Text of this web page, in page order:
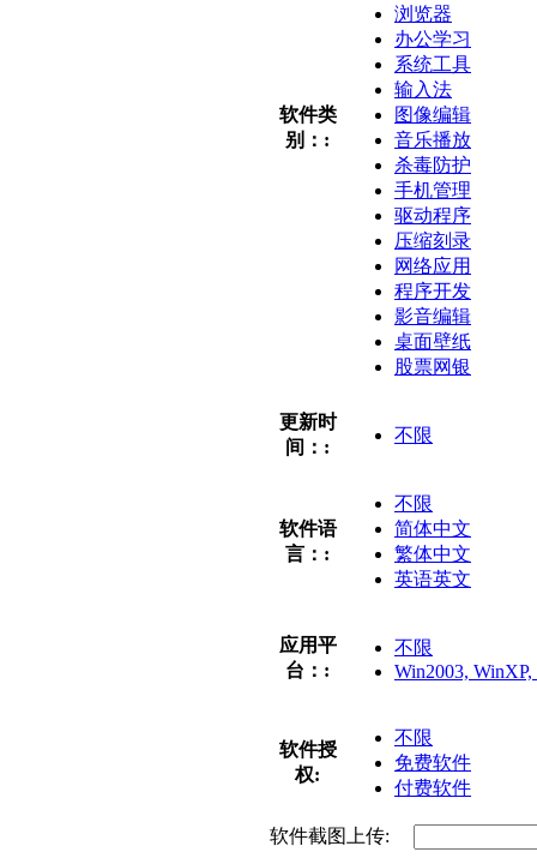
软件类
别：:
浏览器
办公学习
系统工具
输入法
图像编辑
音乐播放
杀毒防护
手机管理
驱动程序
压缩刻录
网络应用
程序开发
影音编辑
桌面壁纸
股票网银
更新时
间：:
不限
软件语
言：:
不限
简体中文
繁体中文
英语英文
应用平
台：:
不限
Win2003,
软件授
权:
不限
免费软件
付费软件
软件截图上传: